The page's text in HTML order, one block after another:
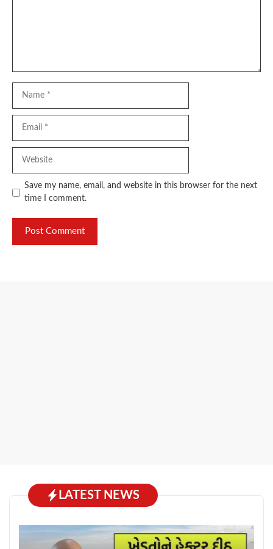
Save my name, email, and website in this browser for the next
time I comment.
LATEST NEWS